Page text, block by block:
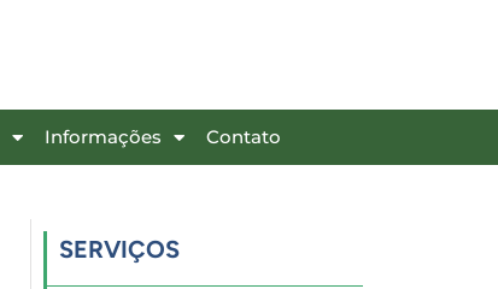
Informações Contato
SERVIÇOS